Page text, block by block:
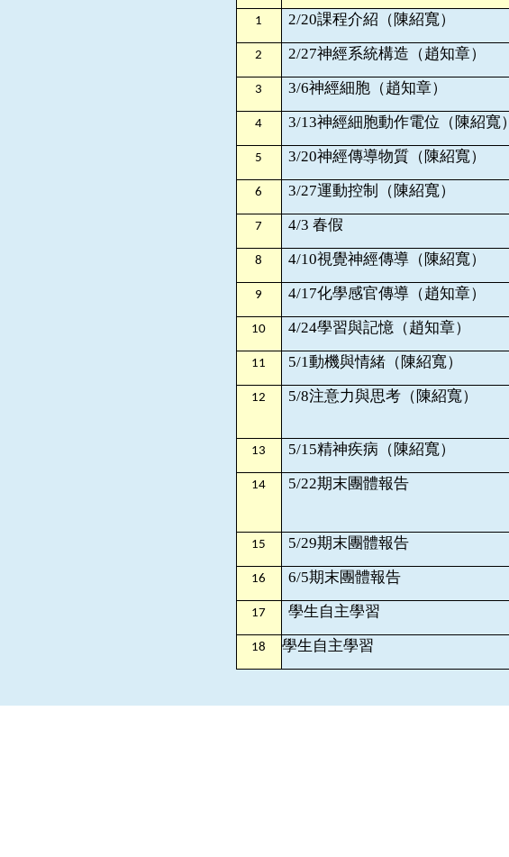
1 2/20課程介紹（陳紹寬）
2 2/27神經系統構造（趙知章）
3 3/6神經細胞（趙知章）
4 3/13神經細胞動作電位（陳紹寬）
5 3/20神經傳導物質（陳紹寬）
6 3/27運動控制（陳紹寬）
7 4/3 春假
8 4/10視覺神經傳導（陳紹寬）
9 4/17化學感官傳導（趙知章）
10 4/24學習與記憶（趙知章）
11 5/1動機與情緒（陳紹寬）
12 5/8注意力與思考（陳紹寬）
13 5/15精神疾病（陳紹寬）
14 5/22期末團體報告
15 5/29期末團體報告
16 6/5期末團體報告
17 學生自主學習
18 學生自主學習